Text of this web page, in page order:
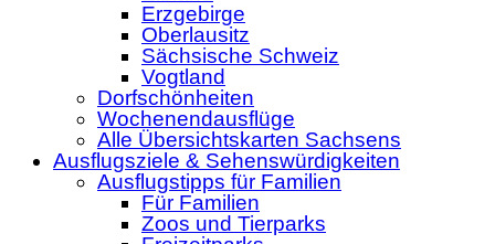
Erzgebirge
Oberlausitz
Sächsische Schweiz
Vogtland
Dorfschönheiten
Wochenendausflüge
Alle Übersichtskarten Sachsens
Ausflugsziele & Sehenswürdigkeiten
Ausflugstipps für Familien
Für Familien
Zoos und Tierparks